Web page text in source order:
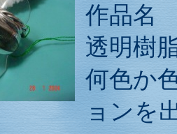
作品
透明樹
何色か
ョンを